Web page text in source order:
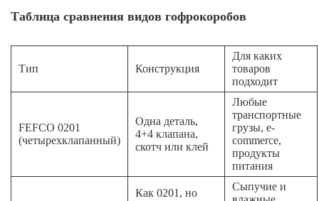
Таблица сравнения видов гофрокоробов
Тип Конструкция
Для каких
товаров
подходит
FEFCO 0201
(четырехклапанный)
Одна деталь,
4+4 клапана,
скотч или клей
Любые
транспортные
грузы, e-
commerce,
продукты
питания
Как 0201, но
Сыпучие и